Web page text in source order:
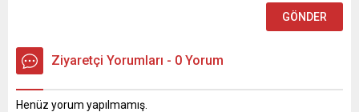
Ziyaretçi Yorumları - 0 Yorum
Henüz yorum yapılmamış.